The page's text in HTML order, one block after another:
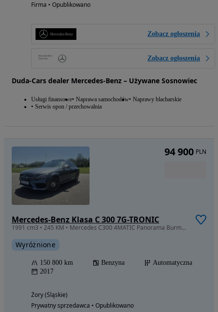
Firma • Opublikowano
Zobacz ogłoszenia
Zobacz ogłoszenia
Duda-Cars dealer Mercedes-Benz – Używane Sosnowiec
Usługi finansowe Naprawa samochodów Naprawy blacharskie
Serwis opon / przechowalnia
Mercedes-Benz Klasa C 300 7G-TRONIC
1991 cm3 • 245 KM • Mercedes C300 4MATIC Panorama Burmester
Wyróżnione
150 800 km Benzyna
Automatyczna
2017
Żory (Śląskie)
Prywatny sprzedawca • Opublikowano
94 900 PLN